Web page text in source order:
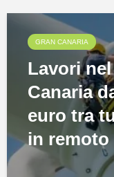
GRAN CANARIA
Lavori
Canaria
euro tra
in remoto